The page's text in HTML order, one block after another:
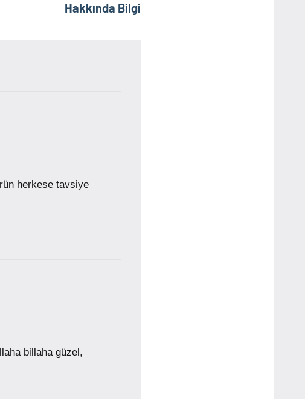
Hakkında Bilgi
herkese tavsiye
billaha güzel,